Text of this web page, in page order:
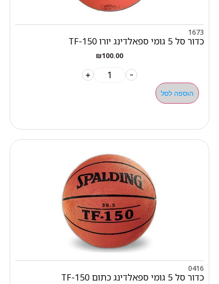
1673
כדור סל 5 גומי ספאלדינג יורו TF-150
₪100.00
-
+
הוספה לסל
0416
כדור סל 5 גומי ספאלדינג כתום TF-150